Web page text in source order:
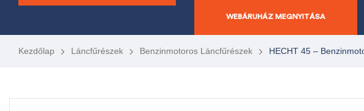
WEBÁRUHÁZ MEGNYITÁSA
Kezdőlap Láncfűrészek Benzinmotoros Láncfűrészek HECHT 45 –